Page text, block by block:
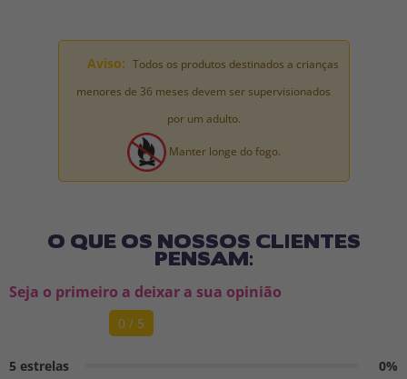
Aviso: Todos os produtos destinados a crianças
menores de 36 meses devem ser supervisionados
por um adulto.
Manter longe do fogo.
O QUE OS NOSSOS CLIENTES
PENSAM:
Seja o primeiro a deixar a sua opinião
0 / 5
5 estrelas
0%